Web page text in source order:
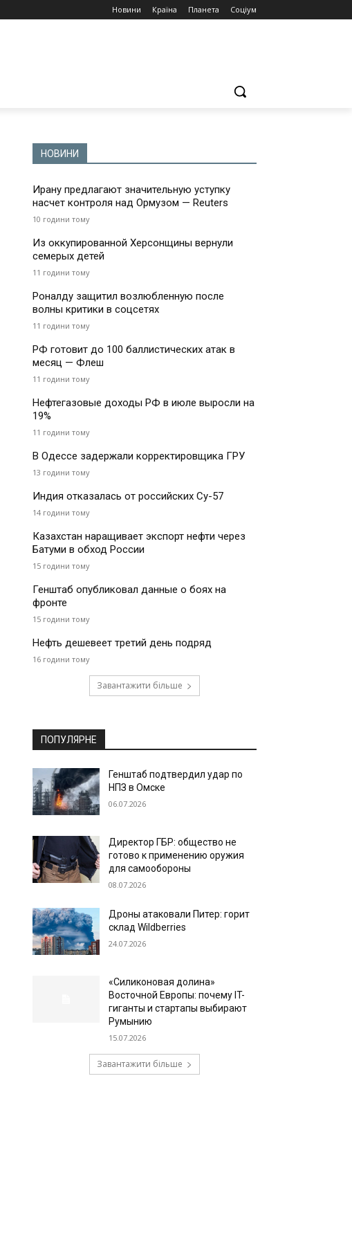
Новини Країна Планета Соціум
НОВИНИ
Ирану предлагают значительную уступку
насчет контроля над Ормузом — Reuters
10 години тому
Из оккупированной Херсонщины вернули
семерых детей
11 години тому
Роналду защитил возлюбленную после
волны критики в соцсетях
11 години тому
РФ готовит до 100 баллистических атак в
месяц — Флеш
11 години тому
Нефтегазовые доходы РФ в июле выросли на
19%
11 години тому
В Одессе задержали корректировщика ГРУ
13 години тому
Индия отказалась от российских Су-57
14 години тому
Казахстан наращивает экспорт нефти через
Батуми в обход России
15 години тому
Генштаб опубликовал данные о боях на
фронте
15 години тому
Нефть дешевеет третий день подряд
16 години тому
Завантажити більше
ПОПУЛЯРНЕ
Генштаб подтвердил удар по
НПЗ в Омске
06.07.2026
Директор ГБР: общество не
готово к применению оружия
для самообороны
08.07.2026
Дроны атаковали Питер: горит
склад Wildberries
24.07.2026
«Силиконовая долина»
Восточной Европы: почему IT-
гиганты и стартапы выбирают
Румынию
15.07.2026
Завантажити більше